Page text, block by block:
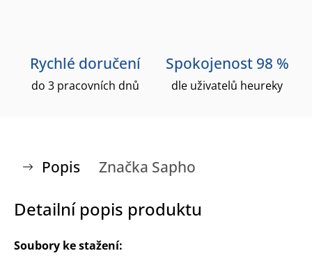
Rychlé doručení
do 3 pracovních dnů
Spokojenost 98 %
dle uživatelů heureky
Popis Značka Sapho
Detailní popis produktu
Soubory ke stažení: